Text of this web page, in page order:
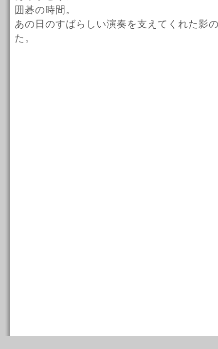
囲碁の時間。
あの日のすばらしい演奏を支えてくれた影
た。